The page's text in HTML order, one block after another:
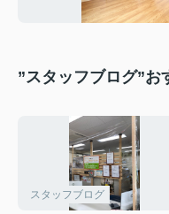
”スタッフブログ”お
スタッフブログ